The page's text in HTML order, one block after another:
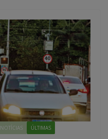
NOTÍCIAS ÚLTIMAS